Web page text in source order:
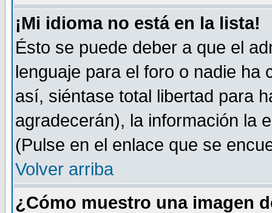
¡Mi idioma no está en la lista!
Ésto se puede deber a que el
lenguaje para el foro o nadie ha
así, siéntase total libertad para
agradecerán), la información la
(Pulse en el enlace que se
Volver arriba
¿Cómo muestro una imagen